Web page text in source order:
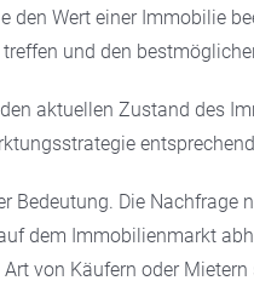
Wert einer Immobilie
und den
aktuellen Zustand des
Bedeutung. Die
dem Immobilienmarkt
von Käufern oder Mietern